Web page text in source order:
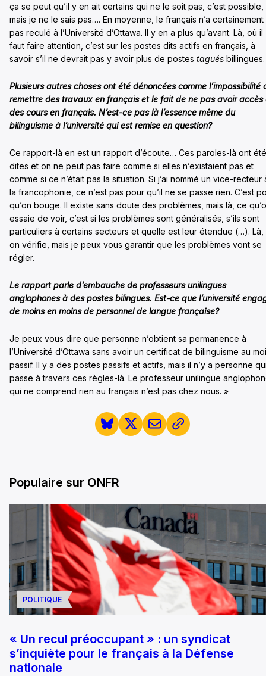
ça se peut qu’il y en ait certains qui ne le soit pas, c’est possible,
mais je ne le sais pas…. En moyenne, le français n’a certainement
pas reculé à l’Université d’Ottawa. Il y en a plus qu’avant. Là, où il
faut faire attention, c’est sur les postes dits actifs en français, à
savoir s’il ne devrait pas y avoir plus de postes tagués billingues.
Plusieurs autres choses ont été dénoncées comme l’impossibilité
remettre des travaux en français et le fait de ne pas avoir accès
des cours en français. N’est-ce pas là l’essence même du
bilinguisme à l’université qui est remise en question?
Ce rapport-là en est un rapport d’écoute… Ces paroles-là ont été
dites et on ne peut pas faire comme si elles n’existaient pas et
comme si ce n’était pas la situation. Si j’ai nommé un vice-recteur
la francophonie, ce n’est pas pour qu’il ne se passe rien. C’est
qu’on bouge. Il existe sans doute des problèmes, mais là, ce
essaie de voir, c’est si les problèmes sont généralisés, s’ils sont
particuliers à certains secteurs et quelle est leur étendue (…). Là,
on vérifie, mais je peux vous garantir que les problèmes vont se
régler.
Le rapport parle d’embauche de professeurs unilingues
anglophones à des postes bilingues. Est-ce que l’université
de moins en moins de personnel de langue française?
Je peux vous dire que personne n’obtient sa permanence à
l’Université d’Ottawa sans avoir un certificat de bilinguisme au
passif. Il y a des postes passifs et actifs, mais il n’y a personne
passe à travers ces règles-là. Le professeur unilingue
qui ne comprend rien au français n’est pas chez nous. »
Populaire sur ONFR
POLITIQUE
« Un recul préoccupant » : un syndicat
s’inquiète pour le français à la Défense
nationale